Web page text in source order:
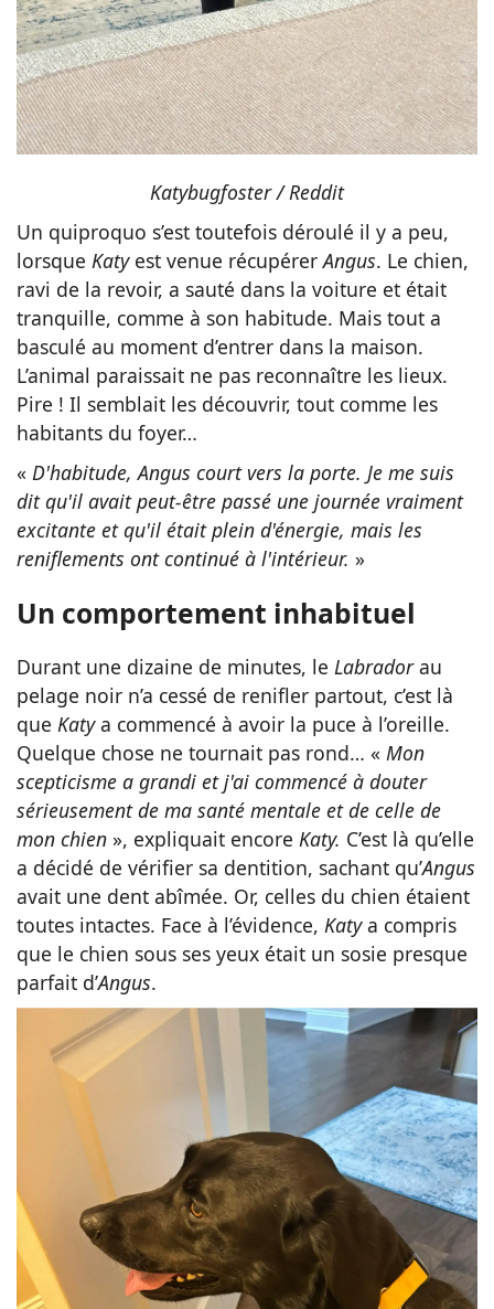
Katybugfoster / Reddit
Un quiproquo s’est toutefois déroulé il y a peu,
lorsque Katyest venue récupérerAngus. Le chien,
ravi de la revoir, a sauté dans la voiture et était
tranquille, comme à son habitude. Mais tout a
basculé au moment d’entrer dans la maison.
L’animal paraissait ne pas reconnaître les lieux.
Pire ! Il semblait les découvrir, tout comme les
habitants du foyer…
« D'habitude, Angus court vers la porte. Je me suis
dit qu'il avait peut-être passé une journée vraiment
excitante et qu'il était plein d'énergie, mais les
reniflements ont continué à l'intérieur. »
Un comportement inhabituel
Durant une dizaine de minutes, le Labradorau
pelage noir n’a cessé de renifler partout, c’est là
que Katya commencé à avoir la puce à l’oreille.
Quelque chose ne tournait pas rond… « Mon
scepticisme a grandi et j'ai commencé à douter
sérieusement de ma santé mentale et de celle de
mon chien », expliquait encore Katy. C’est là qu’elle
a décidé de vérifier sa dentition, sachant qu’Angus
avait une dent abîmée. Or, celles du chien étaient
toutes intactes. Face à l’évidence, Katya compris
que le chien sous ses yeux était un sosie presque
parfait d’Angus.